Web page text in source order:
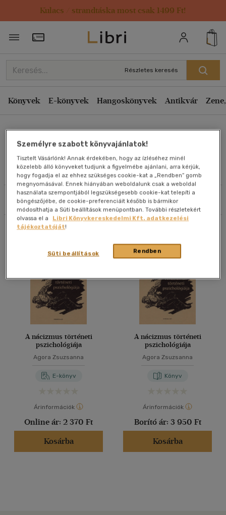
Kulacs / strandtáska most csak 1499 Ft!
Törzsvásárlói Kártya adatai
Részletes keresés
Könyvek E-könyvek Hangoskönyvek Antikvár
Agora Zsuzsanna
Művei
Szűrés Rendezés
Rendezés
Kiadás éve szerint csökkenő
Ár szerint csökkenő
Eladott darabszám szerint csökkenő
Eladott darabszám szerint növekvő
Cím szerint A-Z
Szerző szerint A-Z
Megjelenítés
20 db / oldal
Alkalmaz
A nácizmus történeti
pszichológiája
Agora Zsuzsanna
E-könyv
Árinformációk
Online ár: 2 370 Ft
Kosárba
A nácizmus történeti
pszichológiája
Agora Zsuzsanna
Könyv
Árinformációk
Borító ár: 3 950 Ft
Kosárba
Személyre szabott könyvajánlatok!
Tisztelt Vásárlónk! Annak érdekében, hogy az ízléséhez minél
közelebb álló könyveket tudjunk a figyelmébe ajánlani, arra kérjük,
hogy fogadja el az ehhez szükséges cookie-kat a „Rendben” gomb
megnyomásával. Ennek hiányában weboldalunk csak a weboldal
használata szempontjából legszükségesebb cookie-kat telepíti a
böngészőjébe, de cookie-preferenciáit később is bármikor
módosíthatja a Süti beállítások menüpontban. További részletekért
olvassa el a
Libri Könyvkereskedelmi Kft. adatkezelési
tájékoztatóját!
Rendben
Süti beállítások